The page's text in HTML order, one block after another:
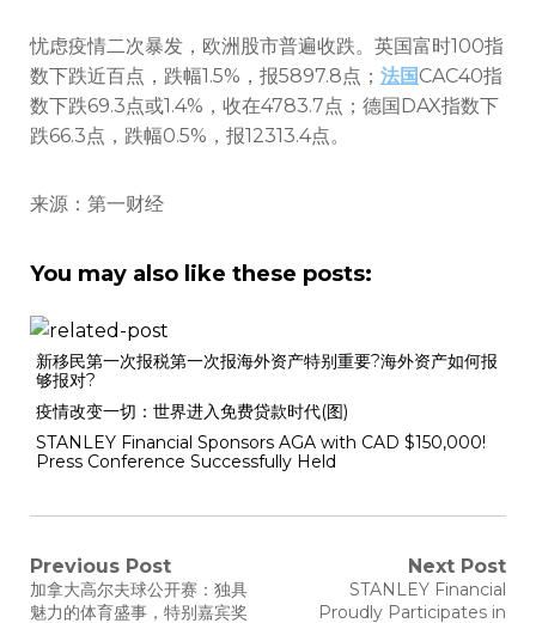
忧虑疫情二次暴发，欧洲股市普遍收跌。英国富时100指
数下跌近百点，跌幅1.5%，报5897.8点； 法国CAC40指
数下跌69.3点或1.4%，收在4783.7点；德国DAX指数下
跌66.3点，跌幅0.5%，报12313.4点。
来源：第一财经
You may also like these posts:
新移民第一次报税第一次报海外资产特别重要?海外资产如何报
够报对?
疫情改变一切：世界进入免费贷款时代(图)
STANLEY Financial Sponsors AGA with CAD $150,000!
Press Conference Successfully Held
Previous Post
加拿大高尔夫球公开赛：独具
魅力的体育盛事，特别嘉宾奖
Next Post
STANLEY Financial
Proudly Participates in